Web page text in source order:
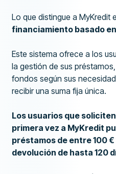
Lo que distingue a MyKredit
financiamiento basado
Este sistema ofrece a los
la gestión de sus
fondos según sus
recibir una suma fija única.
Los usuarios que
primera vez a MyKredit
préstamos de entre 100
devolución de hasta 120